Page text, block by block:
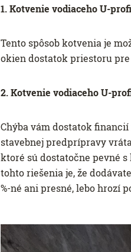
1. Kotvenie vodiaceho U-
Tento spôsob kotvenia je
okien dostatok priestoru
2. Kotvenie vodiaceho U-
Chýba vám dostatok
stavebnej predprípravy
ktoré sú dostatočne pevné
tohto riešenia je, že
%-né ani presné, lebo hrozí